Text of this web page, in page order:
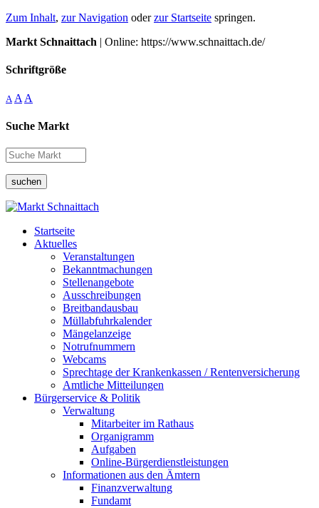
Zum Inhalt, zur Navigation oderzur Startseite springen.
Markt Schnaittach | Online: https://www.schnaittach.de/
Schriftgröße
A A A
Suche Markt
suchen
Startseite
Aktuelles
Veranstaltungen
Bekanntmachungen
Stellenangebote
Ausschreibungen
Breitbandausbau
Müllabfuhrkalender
Mängelanzeige
Notrufnummern
Webcams
Sprechtage der Krankenkassen / Rentenversicherung
Amtliche Mitteilungen
Bürgerservice & Politik
Verwaltung
Mitarbeiter im Rathaus
Organigramm
Aufgaben
Online-Bürgerdienstleistungen
Informationen aus den Ämtern
Finanzverwaltung
Fundamt